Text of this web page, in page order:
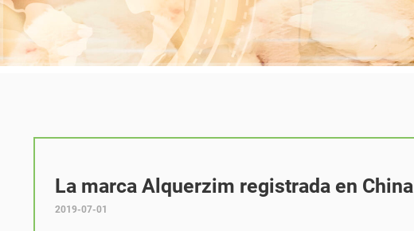
La marca Alquerzim registrada en China
2019-07-01